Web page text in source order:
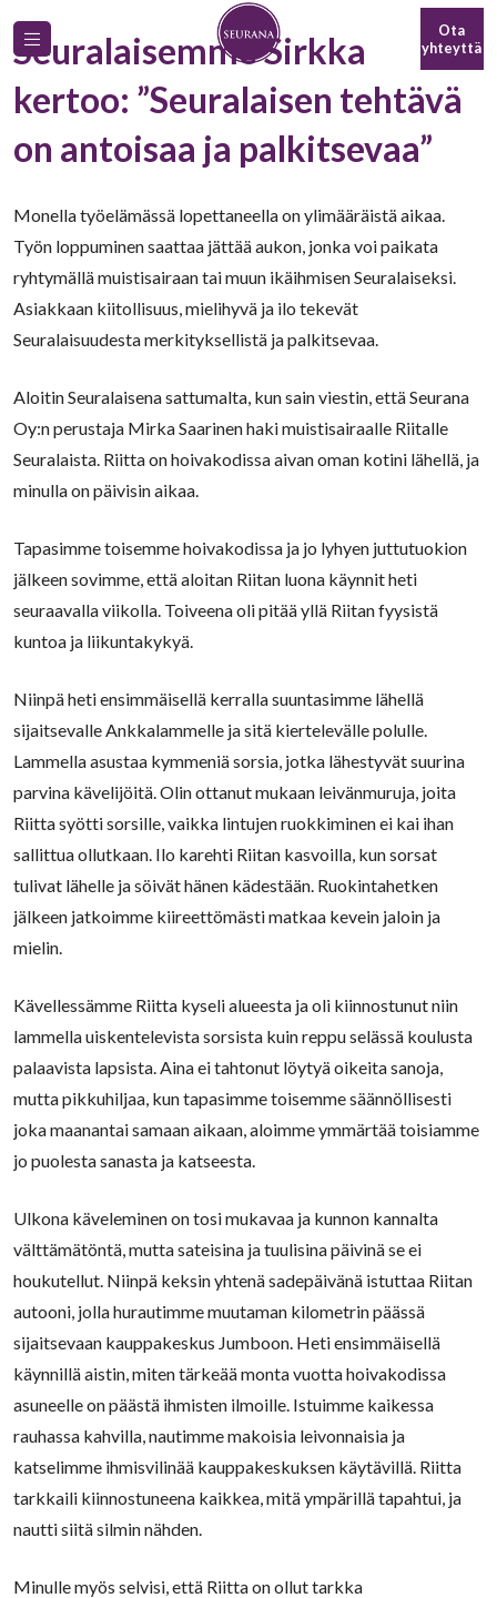
Ota
yhteyttä
Seuralaisemme Sirkka
kertoo: ”Seuralaisen tehtävä
on antoisaa ja palkitsevaa”
Monella työelämässä lopettaneella on ylimääräistä aikaa.
Työn loppuminen saattaa jättää aukon, jonka voi paikata
ryhtymällä muistisairaan tai muun ikäihmisen Seuralaiseksi.
Asiakkaan kiitollisuus, mielihyvä ja ilo tekevät
Seuralaisuudesta merkityksellistä ja palkitsevaa.
Aloitin Seuralaisena sattumalta, kun sain viestin, että Seurana
Oy:n perustaja Mirka Saarinen haki muistisairaalle Riitalle
Seuralaista. Riitta on hoivakodissa aivan oman kotini lähellä, ja
minulla on päivisin aikaa.
Tapasimme toisemme hoivakodissa ja jo lyhyen juttutuokion
jälkeen sovimme, että aloitan Riitan luona käynnit heti
seuraavalla viikolla. Toiveena oli pitää yllä Riitan fyysistä
kuntoa ja liikuntakykyä.
Niinpä heti ensimmäisellä kerralla suuntasimme lähellä
sijaitsevalle Ankkalammelle ja sitä kiertelevälle polulle.
Lammella asustaa kymmeniä sorsia, jotka lähestyvät suurina
parvina kävelijöitä. Olin ottanut mukaan leivänmuruja, joita
Riitta syötti sorsille, vaikka lintujen ruokkiminen ei kai ihan
sallittua ollutkaan. Ilo karehti Riitan kasvoilla, kun sorsat
tulivat lähelle ja söivät hänen kädestään. Ruokintahetken
jälkeen jatkoimme kiireettömästi matkaa kevein jaloin ja
mielin.
Kävellessämme Riitta kyseli alueesta ja oli kiinnostunut niin
lammella uiskentelevista sorsista kuin reppu selässä koulusta
palaavista lapsista. Aina ei tahtonut löytyä oikeita sanoja,
mutta pikkuhiljaa, kun tapasimme toisemme säännöllisesti
joka maanantai samaan aikaan, aloimme ymmärtää toisiamme
jo puolesta sanasta ja katseesta.
Ulkona käveleminen on tosi mukavaa ja kunnon kannalta
välttämätöntä, mutta sateisina ja tuulisina päivinä se ei
houkutellut. Niinpä keksin yhtenä sadepäivänä istuttaa Riitan
autooni, jolla hurautimme muutaman kilometrin päässä
sijaitsevaan kauppakeskus Jumboon. Heti ensimmäisellä
käynnillä aistin, miten tärkeää monta vuotta hoivakodissa
asuneelle on päästä ihmisten ilmoille. Istuimme kaikessa
rauhassa kahvilla, nautimme makoisia leivonnaisia ja
katselimme ihmisvilinää kauppakeskuksen käytävillä. Riitta
tarkkaili kiinnostuneena kaikkea, mitä ympärillä tapahtui, ja
nautti siitä silmin nähden.
Minulle myös selvisi, että Riitta on ollut tarkka